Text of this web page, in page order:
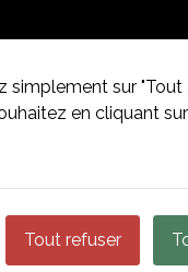
simplement sur "Tout
en cliquant sur
Tout refuser